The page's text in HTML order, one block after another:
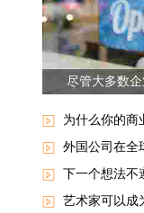
尽管大多数
为什么你的商
外国公司在全
下一个想法不
艺术家可以成